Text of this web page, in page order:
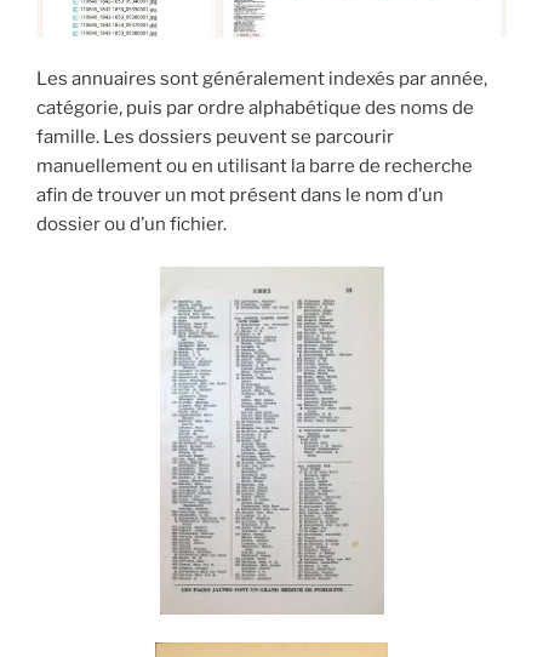
Les annuaires sont généralement indexés par année,
catégorie, puis par ordre alphabétique des noms de
famille. Les dossiers peuvent se parcourir
manuellement ou en utilisant la barre de recherche
afin de trouver un mot présent dans le nom d’un
dossier ou d’un fichier.